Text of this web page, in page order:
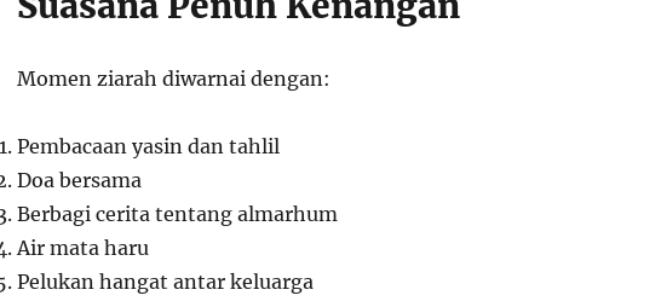
Momen ziarah diwarnai dengan:
Pembacaan yasin dan tahlil
Doa bersama
Berbagi cerita tentang almarhum
Air mata haru
Pelukan hangat antar keluarga